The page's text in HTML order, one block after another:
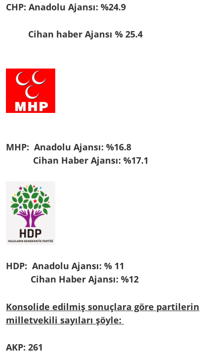
CHP: Anadolu Ajansı: %24.9
Cihan haber Ajansı % 25.4
MHP: Anadolu Ajansı: %16.8
Cihan Haber Ajansı: %17.1
HDP: Anadolu Ajansı: % 11
Cihan Haber Ajansı: %12
Konsolide edilmiş sonuçlara göre partilerin
milletvekili sayıları şöyle:
AKP: 261